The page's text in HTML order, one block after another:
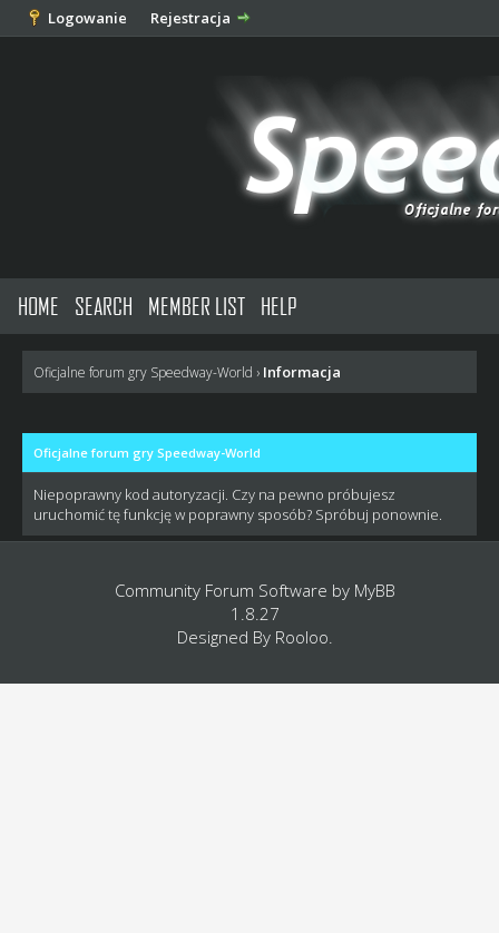
Logowanie Rejestracja
HOME SEARCH MEMBER LIST HELP
Oficjalne forum gry Speedway-World › Informacja
Oficjalne forum gry Speedway-World
Niepoprawny kod autoryzacji. Czy na pewno próbujesz
uruchomić tę funkcję w poprawny sposób? Spróbuj ponownie.
Community Forum Software by MyBB
1.8.27
Designed By Rooloo.